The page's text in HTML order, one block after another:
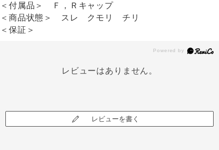
＜付属品＞ Ｆ，Ｒキャップ
＜商品状態＞ スレ クモリ チリ
＜保証＞
レビューはありません。
レビューを書く